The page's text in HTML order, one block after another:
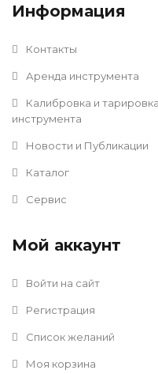
Информация
Контакты
Аренда инструмента
Калибровка и
инструмента
Новости и Публикации
Каталог
Сервис
Мой аккаунт
Войти на сайт
Регистрация
Список желаний
Моя корзина